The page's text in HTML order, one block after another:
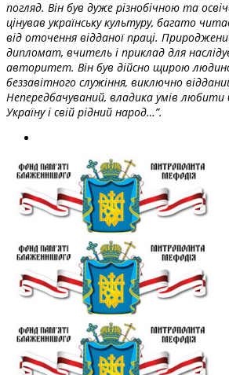
погляд. Він був дуже різнобічною та
цінував українську культуру, багато
від оточення відданої праці.
дипломат, вчитель і приклад для
авторитет. Він був дійсно щирою
беззавітного служіння, виключно
Непередбачуваний, владика умів любити
Україну і свій рідний народ…”.